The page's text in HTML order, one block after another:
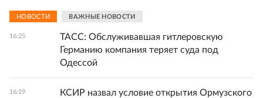
НОВОСТИ ВАЖНЫЕ НОВОСТИ
16:25
ТАСС: Обслуживавшая гитлеровскую
Германию компания теряет суда под
Одессой
16:19
КСИР назвал условие открытия Ормузского